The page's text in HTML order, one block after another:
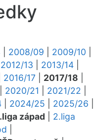
2008/09 2009/10
2012/13 2013/14
2016/17 2017/18
2020/21 2021/22
2024/25 2025/26
západ
2.liga